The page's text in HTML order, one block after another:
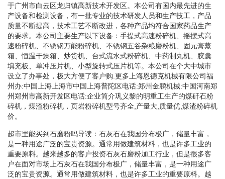
于广州市白云区龙归镇高新技术开发区。本公司有国内最先进的生
产设备和检测设备，有一批专业的技术研发人员和生产技工，产品
质量不断提高，技术工艺不断改进，各种产品均符合国家药品生产
的要求。本公司主要生产以下设备：手提式高速粉碎机、摇摆式高
速粉碎机、不锈钢万能粉碎机、不锈钢五谷杂粮磨粉机、固元膏蒸
箱、恒温干燥箱、炒货机、台式流水式粉碎机、中药制丸机、胶囊
填充板、单冲压片机、小型旋转式压片机等。本公司在个大中城市
设立了办事处，极大方便了客户购.更多上海恩德克机械有限公司福
州办:中国上海上海市中国上海普陀区电话:郑州金鹏机械:中国河南郑
州郑州市高新开发区电话:企业简介巩义黎的明重工生产的煤矸石粉
碎机，煤渣粉碎机，页岩粉碎机型号齐全,产量大,质量优,煤渣粉碎机
价。
超市里能买到石磨粉吗导读：石灰石在我国分布极广，储量丰富，
是一种用途广泛的宝贵资源。通常用做建筑材料，也是许多工业的
重要原料。越来越多的客户投资石灰石磨粉加工行业，但是很多客
户在面对市场上石灰石在我国分布极广，储量丰富，是一种用途广
泛的宝贵资源。通常用做建筑材料，也是许多工业的重要原料。越